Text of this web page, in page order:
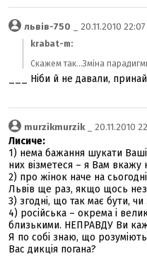
львів-750 _ 20.11.2010 22:07
krabat-m:
Скажем так...Зміна
___ Ніби й не давали,
murzikmurzik_ 20.11.2010
Лисиче:
1) нема бажання шукати
них візметеся – я Вам вкажу
2) про жінок наче на
Львів ще раз, якщо щось
3) згодні, що так має бути,
4) російська – окрема і
близькими. НЕПРАВДУ Ви
Я по собі знаю, що
Вас дикція погана?